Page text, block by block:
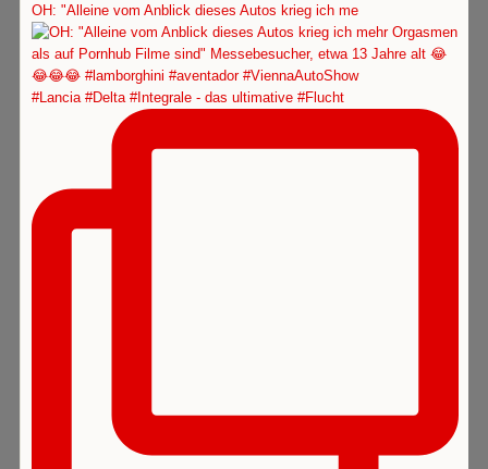
OH: "Alleine vom Anblick dieses Autos krieg ich me
#Lancia #Delta #Integrale - das ultimative #Flucht